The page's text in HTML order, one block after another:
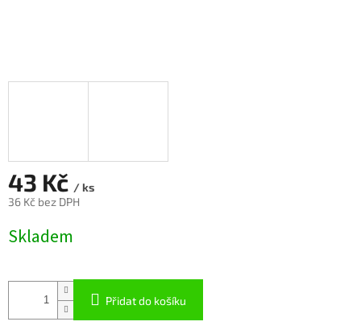
43 Kč / ks
36 Kč bez DPH
cena:
Skladem
Přidat do košíku